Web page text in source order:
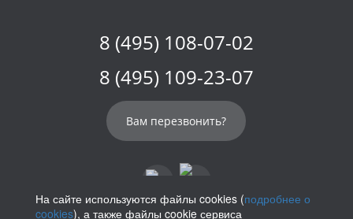
8 (495) 108-07-02
8 (495) 109-23-07
Вам перезвонить?
На сайте используются файлы cookies (подробнее о
cookies), а также файлы cookie сервиса